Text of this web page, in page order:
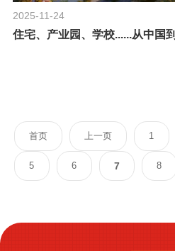
2025-11-24
首页 上一页 1
5 6 7 8